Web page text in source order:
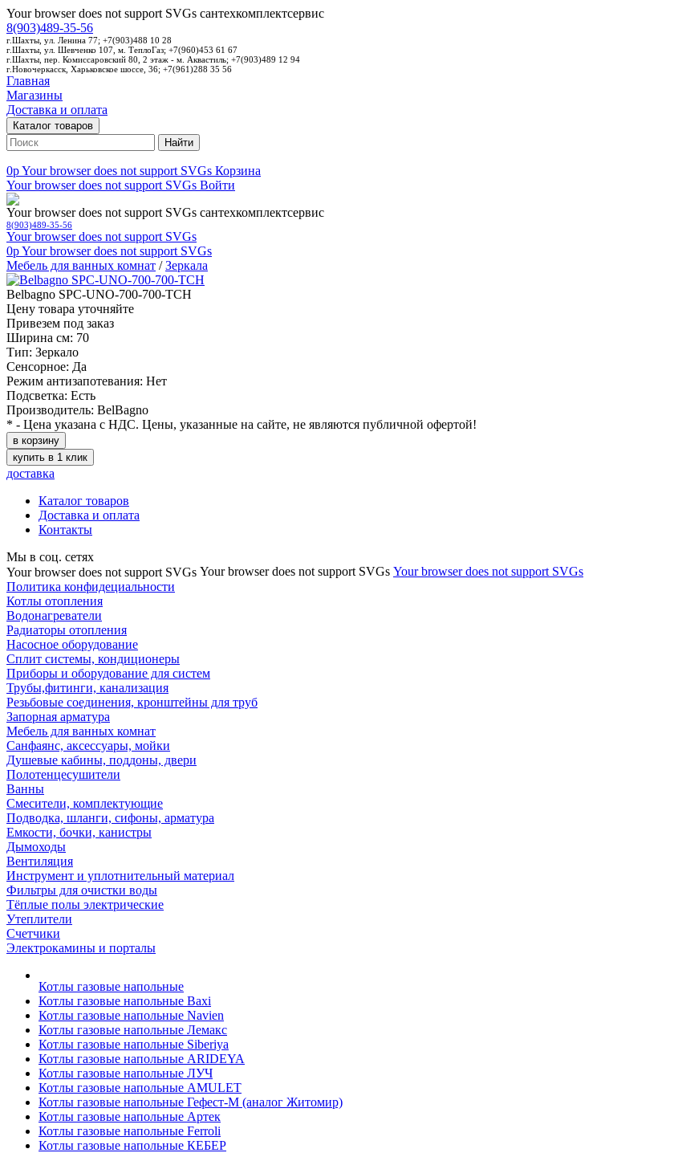
Your browser does not support SVGs сантехкомплектсервис
8(903)489-35-56
г.Шахты, ул. Ленина 77; +7(903)488 10 28
г.Шахты, ул. Шевченко 107, м. ТеплоГаз; +7(960)453 61 67
г.Шахты, пер. Комиссаровский 80, 2 этаж - м. Аквастиль; +7(903)489 12 94
г.Новочеркасск, Харьковское шоссе, 36; +7(961)288 35 56
Главная
Магазины
Доставка и оплата
Каталог товаров
Найти
0pYour browser does not support SVGs Корзина
Your browser does not support SVGs Войти
Your browser does not support SVGs сантехкомплектсервис
8(903)489-35-56
Your browser does not support SVGs
0pYour browser does not support SVGs
Мебель для ванных комнат /Зеркала
Belbagno SPC-UNO-700-700-TCH
Цену товара уточняйте
Привезем под заказ
Ширина см: 70
Тип: Зеркало
Сенсорное: Да
Режим антизапотевания: Нет
Подсветка: Есть
Производитель: BelBagno
* - Цена указана с НДС. Цены, указанные на сайте, не являются публичной офертой!
в корзину
купить в 1 клик
доставка
Каталог товаров
Доставка и оплата
Контакты
Мы в соц. сетях
Your browser does not support SVGs Your browser does not support SVGs Your browser does not support SVGs
Политика конфидециальности
Котлы отопления
Водонагреватели
Радиаторы отопления
Насосное оборудование
Сплит системы, кондиционеры
Приборы и оборудование для систем
Трубы,фитинги, канализация
Резьбовые соединения, кронштейны для труб
Запорная арматура
Мебель для ванных комнат
Санфаянс, аксессуары, мойки
Душевые кабины, поддоны, двери
Полотенцесушители
Ванны
Смесители, комплектующие
Подводка, шланги, сифоны, арматура
Емкости, бочки, канистры
Дымоходы
Вентиляция
Инструмент и уплотнительный материал
Фильтры для очистки воды
Тёплые полы электрические
Утеплители
Счетчики
Электрокамины и порталы
Котлы газовые напольные
Котлы газовые напольные Baxi
Котлы газовые напольные Navien
Котлы газовые напольные Лемакс
Котлы газовые напольные Siberiya
Котлы газовые напольные ARIDEYA
Котлы газовые напольные ЛУЧ
Котлы газовые напольные AMULET
Котлы газовые напольные Гефест-М (аналог Житомир)
Котлы газовые напольные Артек
Котлы газовые напольные Ferroli
Котлы газовые напольные КЕБЕР